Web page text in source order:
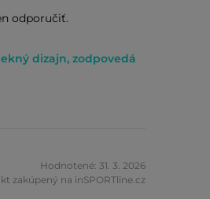
odporučiť.
dizajn, zodpovedá
Hodnotené: 31. 3. 2026
zakúpený na inSPORTline.cz